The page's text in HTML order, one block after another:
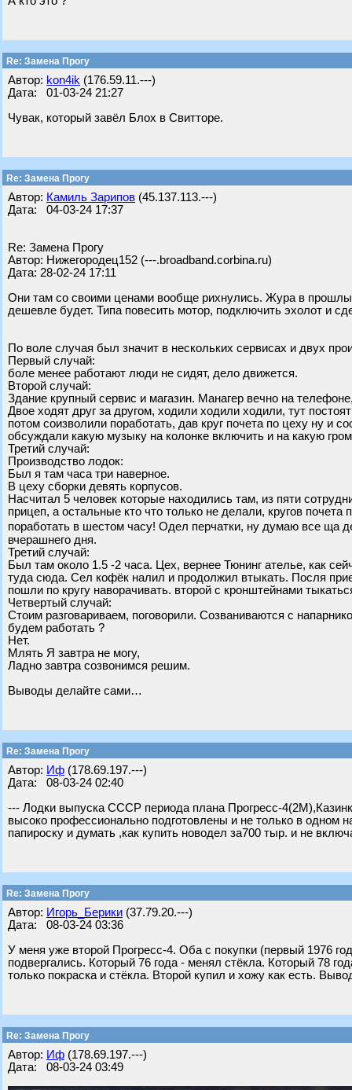
Re: Замена Прогу
Автор: kon4ik (176.59.11.---)
Дата: 01-03-24 21:27
Чувак, который завёл Блох в Свитторе.
Re: Замена Прогу
Автор: Камиль Зарипов (45.137.113.---)
Дата: 04-03-24 17:37
Re: Замена Прогу
Автор: Нижегородец152 (---.broadband.corbina.ru)
Дата: 28-02-24 17:11
Они там со своими ценами вообще рихнулись. Жура в
дешевле будет. Типа повесить мотор, подключить эхолот и
По воле случая был значит в нескольких сервисах и двух
Первый случай:
боле менее работают люди не сидят, дело движется.
Второй случай:
Здание крупный сервис и магазин. Манагер вечно на
Двое ходят друг за другом, ходили ходили ходили, тут
потом соизволили поработать, дав круг почета по цеху ну и
обсуждали какую музыку на колонке включить и на какую
Третий случай:
Производство лодок:
Был я там часа три наверное.
В цеху сборки девять корпусов.
Насчитал 5 человек которые находились там, из пяти
прицеп, а остальные кто что только не делали, кругов
поработать в шестом часу! Одел перчатки, ну думаю все ща
вчерашнего дня.
Третий случай:
Был там около 1.5 -2 часа. Цех, вернее Тюнинг ателье, как
туда сюда. Сел кофёк налил и продолжил втыкать. Посля
пошли по кругу наворачивать. второй с кронштейнами
Четвертый случай:
Стоим разговариваем, поговорили. Созваниваются с
будем работать ?
Нет.
Млять Я завтра не могу,
Ладно завтра созвонимся решим.
Выводы делайте сами…
Re: Замена Прогу
Автор: Иф (178.69.197.---)
Дата: 08-03-24 02:40
--- Лодки выпуска СССР периода плана Прогресс-
высоко профессионально подготовлены и не только в одном
папироску и думать ,как купить новодел за700 тыр. и не
Re: Замена Прогу
Автор: Игорь_Берики (37.79.20.---)
Дата: 08-03-24 03:36
У меня уже второй Прогресс-4. Оба с покупки (первый 1976
подвергались. Который 76 года - менял стёкла. Который 78
только покраска и стёкла. Второй купил и хожу как есть.
Re: Замена Прогу
Автор: Иф (178.69.197.---)
Дата: 08-03-24 03:49